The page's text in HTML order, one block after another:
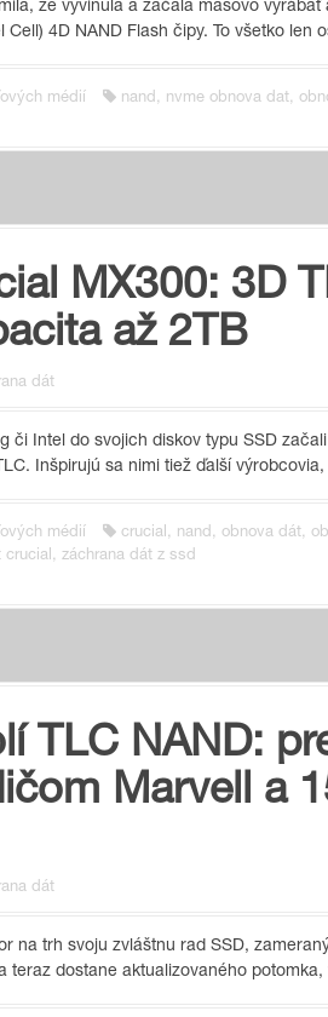
že vyvinula a začala masovo
Cell) 4D NAND Flash čipy. To všetko len
médií nand, nvme obnova dat,
MX300: 3D
až 2TB
dát
či Intel do svojich diskov typu SSD
Inšpirujú sa nimi tiež ďalší
médií crucial, nand, obnova dát,
crucial, záchrana dát z ssd
TLC NAND:
Marvell a
dát
na trh svoju zvláštnu rad SSD,
teraz dostane aktualizovaného